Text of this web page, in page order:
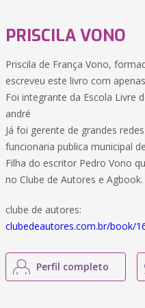
PRISCILA VONO
Priscila de França Vono,
escreveu este livro com
Foi integrante da Escola Livre
andré
Já foi gerente de grandes
funcionaria publica municipal
Filha do escritor Pedro Vono
no Clube de Autores e Agbook.
clube de autores:
clubedeautores.com.br/book/
Perfil completo